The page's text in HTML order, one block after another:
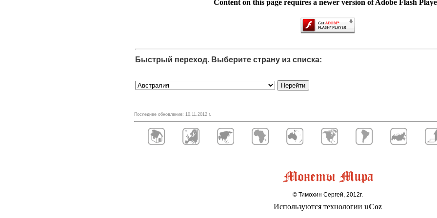
Content on this page requires a newer version of Adobe Flash
Быстрый переход. Выберите страну из списка:
Последнее обновление: 10.11.2012г.
© Тимохин Сергей, 2012г.
Используются технологии uCoz